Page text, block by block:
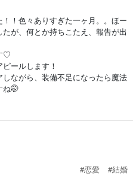
！色々ありすぎた一ヶ月。。ほー
が、何とか持ちこたえ、報告が出
♡
ールします！
ながら、装備不足になったら魔法
ね🤭
#恋愛
#結婚